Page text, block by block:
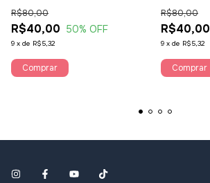
R$40,00
R$80,00
50% OFF
9 x de R$5,32
R$40,00
R$80,00
9 x de R$5,32